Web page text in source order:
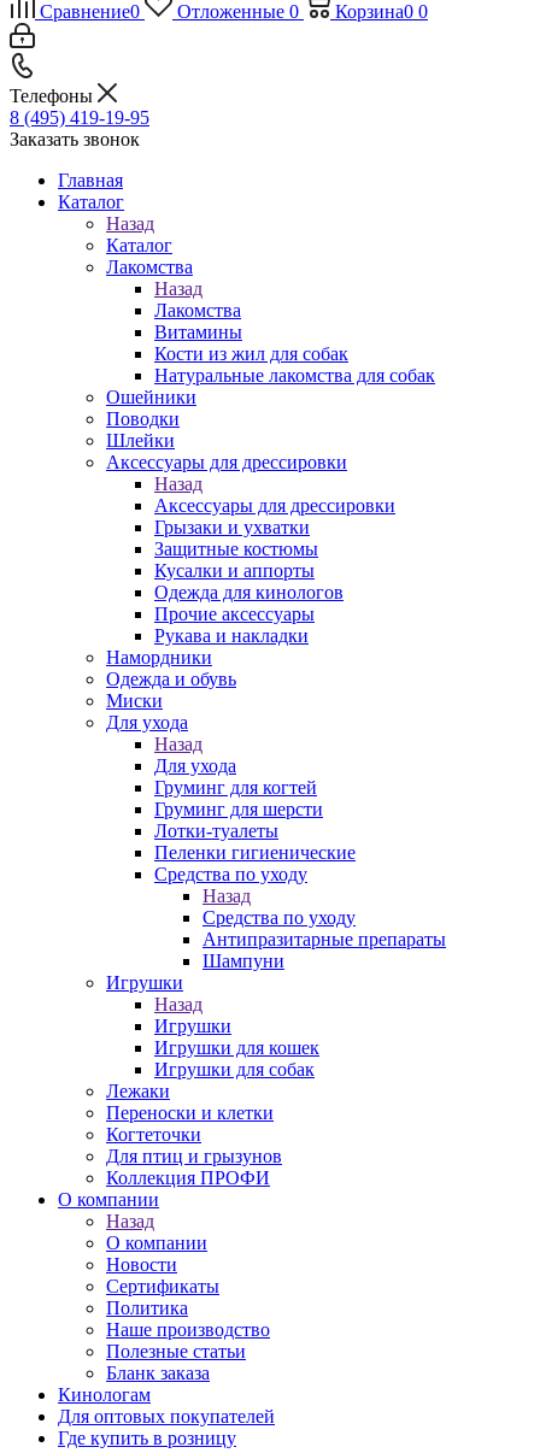
Сравнение0 Отложенные 0 Корзина0 0
Телефоны
8 (495) 419-19-95
Заказать звонок
Главная
Каталог
Назад
Каталог
Лакомства
Назад
Лакомства
Витамины
Кости из жил для собак
Натуральные лакомства для собак
Ошейники
Поводки
Шлейки
Аксессуары для дрессировки
Назад
Аксессуары для дрессировки
Грызаки и ухватки
Защитные костюмы
Кусалки и аппорты
Одежда для кинологов
Прочие аксессуары
Рукава и накладки
Намордники
Одежда и обувь
Миски
Для ухода
Назад
Для ухода
Груминг для когтей
Груминг для шерсти
Лотки-туалеты
Пеленки гигиенические
Средства по уходу
Назад
Средства по уходу
Антипразитарные препараты
Шампуни
Игрушки
Назад
Игрушки
Игрушки для кошек
Игрушки для собак
Лежаки
Переноски и клетки
Когтеточки
Для птиц и грызунов
Коллекция ПРОФИ
О компании
Назад
О компании
Новости
Сертификаты
Политика
Наше производство
Полезные статьи
Бланк заказа
Кинологам
Для оптовых покупателей
Где купить в розницу